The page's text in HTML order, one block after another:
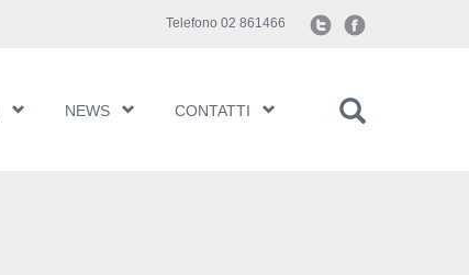
NEWS CONTATTI
Telefono 02 861466